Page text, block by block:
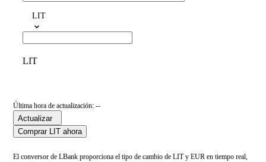
LIT
LIT
Última hora de actualización: --
Actualizar
Comprar LIT ahora
El conversor de LBank proporciona el tipo de cambio de LIT y EUR en tiempo real,